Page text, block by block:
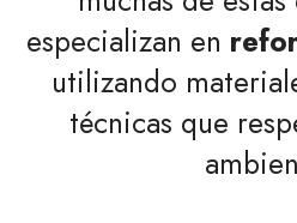
especializan en
utilizando
técnicas que